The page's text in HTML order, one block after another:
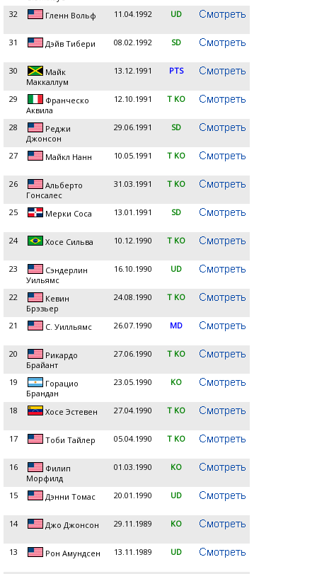
32 Гленн Вольф 11.04.1992 UD
31 Дэйв Тибери 08.02.1992 SD
30
Майк
Маккаллум
13.12.1991 PTS
29
Франческо
Аквила
12.10.1991 T KO
28
Реджи
Джонсон
29.06.1991 SD
27 Майкл Нанн 10.05.1991 T KO
26
Альберто
Гонсалес
31.03.1991 T KO
25 Мерки Соса 13.01.1991 SD
24 Хосе Сильва 10.12.1990 T KO
23
Сэндерлин
Уильямс
16.10.1990 UD
22
Кевин
Брэзьер
24.08.1990 T KO
21 С. Уилльямс 26.07.1990 MD
20
Рикардо
Брайант
27.06.1990 T KO
19
Горацио
Брандан
23.05.1990 KO
18 Хосе Эстевен 27.04.1990 T KO
17 Тоби Тайлер 05.04.1990 T KO
16
Филип
Морфилд
01.03.1990 KO
15 Дэнни Томас 20.01.1990 UD
14 Джо Джонсон 29.11.1989 KO
13 Рон Амундсен 13.11.1989 UD